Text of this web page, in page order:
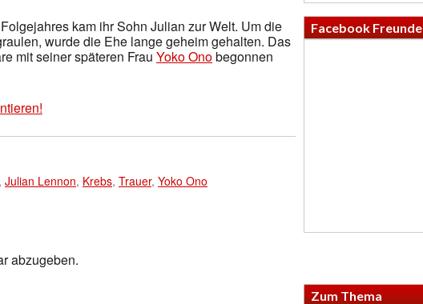
kam ihr Sohn Julian zur Welt. Um die
wurde die Ehe lange geheim gehalten. Das
mit seiner späteren Frau Yoko Onobegonnen
, Julian Lennon, Krebs, Trauer, Yoko Ono
abzugeben.
Facebook Freunde
Zum Thema